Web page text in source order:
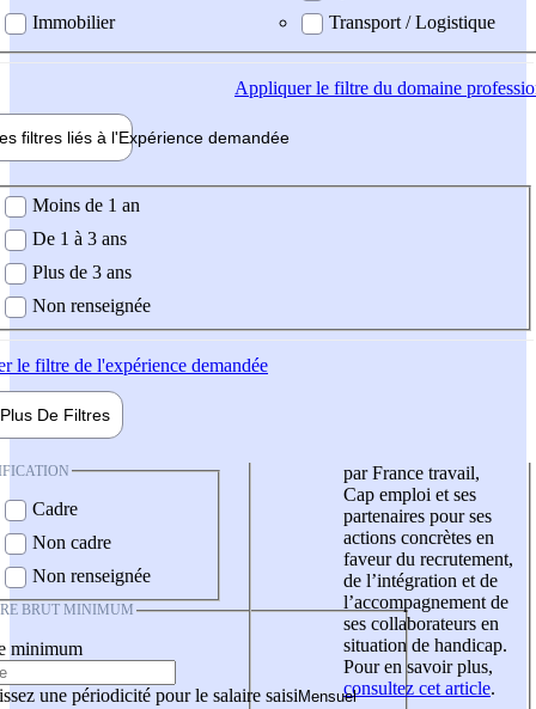
Immobilier
Transport / Logistique
Appliquerle filtre du domaine
filtres liés à l'Expérience demandée
demandée
Moins de 1 an
De 1 à 3 ans
Plus de 3 ans
Non renseignée
le filtre de l'expérience demandée
Plus De Filtres
Cadre
Non cadre
Non renseignée
BRUT MINIMUM
minimum
une périodicité pour le salaire saisi
par France travail,
Cap emploi et ses
partenaires pour ses
actions concrètes en
faveur du recrutement,
de l’intégration et de
l’accompagnement de
ses collaborateurs en
situation de handicap.
Pour en savoir plus,
consultez cet article.